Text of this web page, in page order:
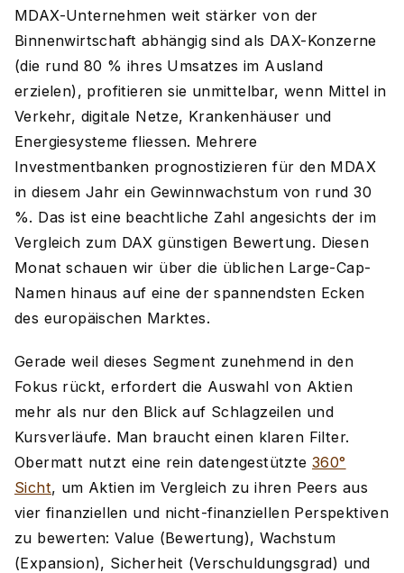
MDAX-Unternehmen weit stärker von der
Binnenwirtschaft abhängig sind als DAX-Konzerne
(die rund 80 % ihres Umsatzes im Ausland
erzielen), profitieren sie unmittelbar, wenn Mittel in
Verkehr, digitale Netze, Krankenhäuser und
Energiesysteme fliessen. Mehrere
Investmentbanken prognostizieren für den MDAX
in diesem Jahr ein Gewinnwachstum von rund 30
%. Das ist eine beachtliche Zahl angesichts der im
Vergleich zum DAX günstigen Bewertung. Diesen
Monat schauen wir über die üblichen Large-Cap-
Namen hinaus auf eine der spannendsten Ecken
des europäischen Marktes.
Gerade weil dieses Segment zunehmend in den
Fokus rückt, erfordert die Auswahl von Aktien
mehr als nur den Blick auf Schlagzeilen und
Kursverläufe. Man braucht einen klaren Filter.
Obermatt nutzt eine rein datengestützte 360°
Sicht, um Aktien im Vergleich zu ihren Peers aus
vier finanziellen und nicht-finanziellen Perspektiven
zu bewerten: Value (Bewertung), Wachstum
(Expansion), Sicherheit (Verschuldungsgrad) und